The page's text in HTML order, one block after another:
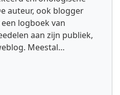
auteur, ook blogger
logboek van
aan zijn publiek,
Meestal…